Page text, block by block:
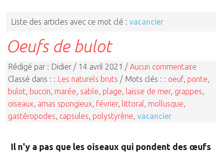
Liste des articles avec ce mot clé : vacancier
Oeufs de bulot
Rédigé par : Didier / 14 avril 2021 / Aucun commentaire
Classé dans : : Les naturels bruts / Mots clés : : oeuf, ponte
bulot buccin marée sable plage laisse de mer, grappes
oiseaux amas spongieux février, littoral mollusque
gastéropodes capsules polystyrène vacancier
Il n'y a pas que les oiseaux qui pondent des œufs